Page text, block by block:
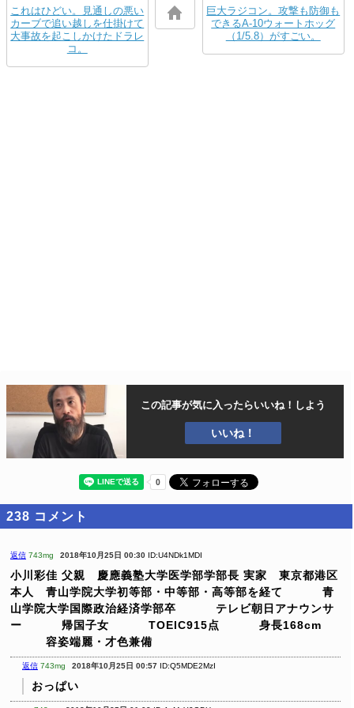
これはひどい。見通しの悪い
カーブで追い越しを仕掛けて
大事故を起こしかけたドラレ
コ。
巨大ラジコン。攻撃も防御も
できるA-10ウォートホッグ
（1/5.8）がすごい。
この記事が気に入ったらいいね！しよう
いいね！
238 コメント
返信 743mg 2018年10月25日 00:30 ID:U4NDk1MDI
小川彩佳 父親 慶應義塾大学医学部学部長 実家 東京都港区
本人 青山学院大学初等部・中等部・高等部を経て
青
山学院大学国際政治経済学部卒 テレビ朝日アナウンサ
ー 帰国子女 TOEIC915点 身長168cm
容姿端麗・才色兼備
返信 743mg 2018年10月25日 00:57 ID:Q5MDE2MzI
おっぱい